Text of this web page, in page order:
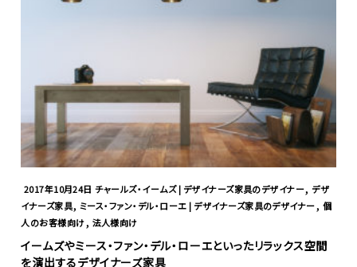
2017年10月24日 チャールズ・イームズ | デザイナーズ家具のデザイナー, デザ
イナーズ家具,ミース・ファン・デル・ローエ | デザイナーズ家具のデザイナー, 個
人のお客様向け, 法人様向け
イームズやミース・ファン・デル・ローエといったリラックス空間
を演出するデザイナーズ家具